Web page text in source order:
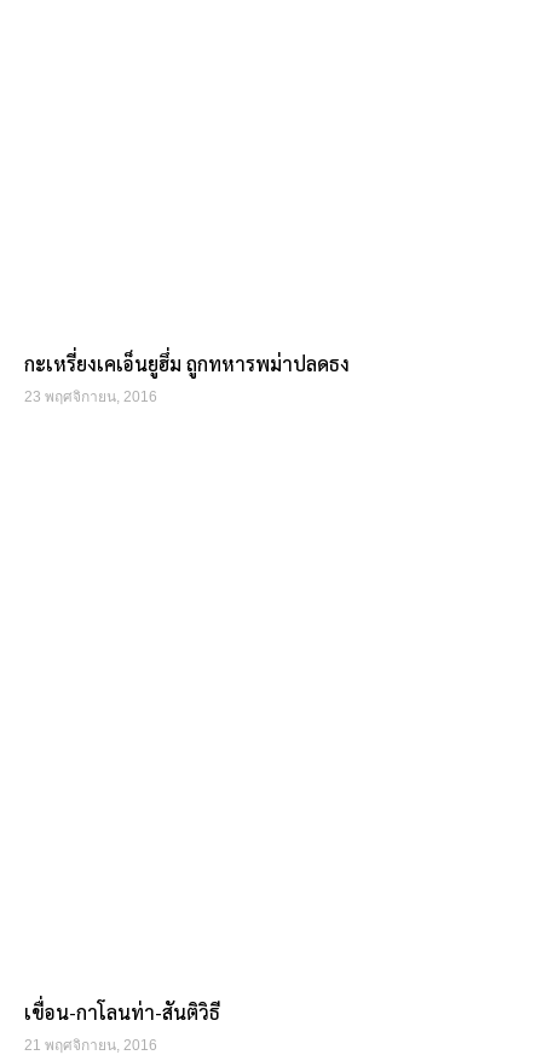
กะเหรี่ยงเคเอ็นยูฮึ่ม ถูกทหารพม่าปลดธง
23 พฤศจิกายน, 2016
เขื่อน-กาโลนท่า-สันติวิธี
21 พฤศจิกายน, 2016